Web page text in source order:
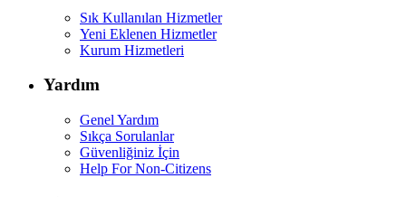
Sık Kullanılan Hizmetler
Yeni Eklenen Hizmetler
Kurum Hizmetleri
Yardım
Genel Yardım
Sıkça Sorulanlar
Güvenliğiniz İçin
Help For Non-Citizens